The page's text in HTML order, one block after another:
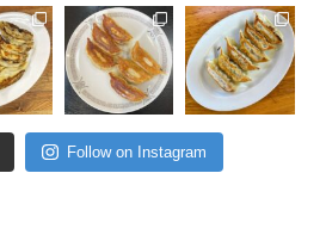
Follow on Instagram